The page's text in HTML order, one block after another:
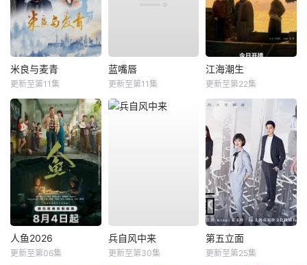
米良与麦青
更新至第11集
蓝嘴唇
更新至第11集
江海潮生
更新至第22集
人鱼2026
更新至第06集
兵自风中来
更新至第30集
第五立面
更新至第25集